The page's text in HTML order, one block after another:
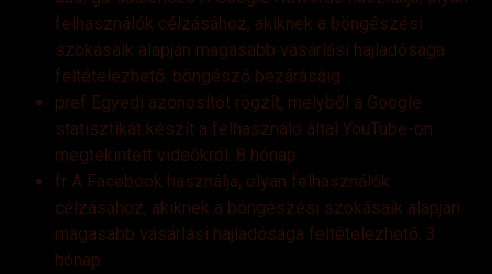
felhasználók célzásához, akiknek a böngészési
szokásaik alapján magasabb vásárlási hajladósága
feltételezhető. böngésző bezárásáig
pref Egyedi azonosítót rögzít, melyből a Google
statisztikát készít a felhasználó által YouTube-on
megtekintett videókról. 8 hónap
fr A Facebook használja, olyan felhasználók
célzásához, akiknek a böngészési szokásaik alapján
magasabb vásárlási hajladósága feltételezhető. 3
hónap